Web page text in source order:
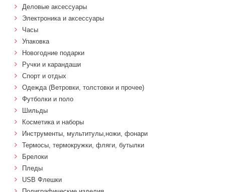
Деловые аксессуары
Электроника и аксессуары
Часы
Упаковка
Новогодние подарки
Ручки и карандаши
Спорт и отдых
Одежда (Ветровки, толстовки и прочее)
Футболки и поло
Шильды
Косметика и наборы
Инструменты, мультитулы,ножи, фонари
Термосы, термокружки, фляги, бутылки
Брелоки
Пледы
USB Флешки